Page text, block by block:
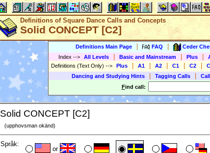
Definitions of Square Dance Calls and Concepts
Solid CONCEPT [C2]
Definitions Main Page FAQ Ceder
Index --> All Levels Basic and Mainstream Plus
Definitions (Text Only) --> Plus A1 A2 C1 C2
Dancing and Studying Hints
Tagging Calls
Find call:
Solid CONCEPT [C2]
(upphovsman okänd)
Språk:
or